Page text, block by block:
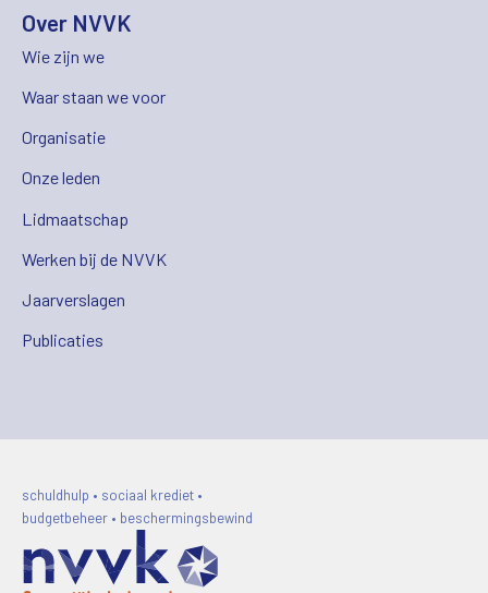
Over NVVK
Wie zijn we
Waar staan we voor
Organisatie
Onze leden
Lidmaatschap
Werken bij de NVVK
Jaarverslagen
Publicaties
schuldhulp • sociaal krediet •
budgetbeheer • beschermingsbewind